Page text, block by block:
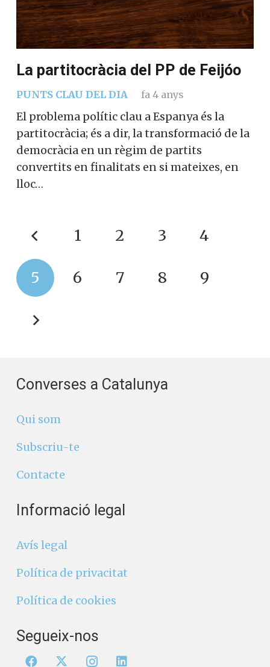
La partitocràcia del PP de Feijóo
PUNTS CLAU DEL DIA fa 4 anys
El problema polític clau a Espanya és la
partitocràcia; és a dir, la transformació de la
democràcia en un règim de partits
convertits en finalitats en si mateixes, en
lloc…
1 2 3 4
5 6 7 8 9
Converses a Catalunya
Qui som
Subscriu-te
Contacte
Informació legal
Avís legal
Política de privacitat
Política de cookies
Segueix-nos